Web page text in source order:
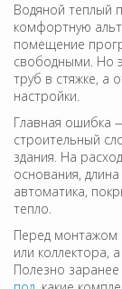
Водяной теплый
комфортную
помещение
свободными. Но
труб в стяжке, а
настройки.
Главная ошибка
строительный
здания. На
основания, длина
автоматика,
тепло.
Перед монтажом
или коллектора,
Полезно заранее